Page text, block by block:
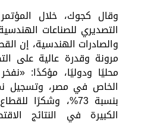
وقال كجوك، خلال
التصديري للصناعات
والصادرات الهندسية، إن
مرونة وقدرة عالية على
محليًا ودوليًا، مؤكدًا:
الخاص في مصر، وتسجيل
بنسبة 73%، وشكرًا
الكبيرة في النتائج